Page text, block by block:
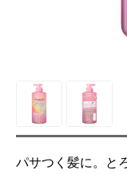
パサつく髪に。と